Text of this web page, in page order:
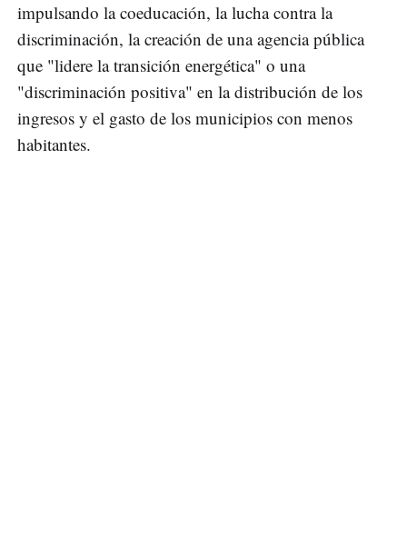
impulsando la coeducación, la lucha contra la
discriminación, la creación de una agencia pública
que "lidere la transición energética" o una
"discriminación positiva" en la distribución de los
ingresos y el gasto de los municipios con menos
habitantes.